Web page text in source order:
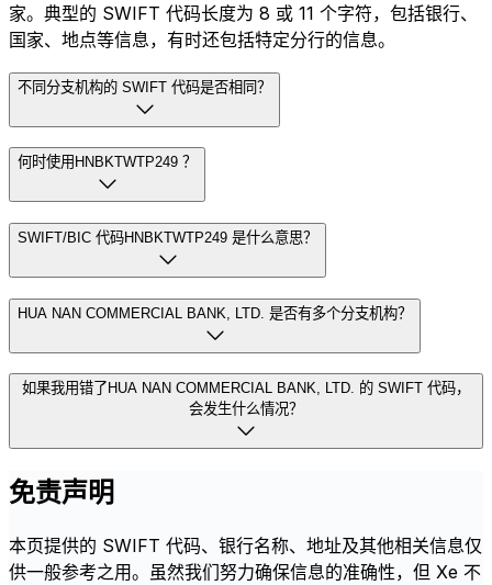
家。典型的 SWIFT 代码长度为 8 或 11 个字符，包括银行、
国家、地点等信息，有时还包括特定分行的信息。
不同分支机构的 SWIFT 代码是否相同？
何时使用HNBKTWTP249 ？
SWIFT/BIC 代码HNBKTWTP249 是什么意思？
HUA NAN COMMERCIAL BANK, LTD. 是否有多个分支机构？
如果我用错了HUA NAN COMMERCIAL BANK, LTD. 的 SWIFT 代码，
会发生什么情况？
免责声明
本页提供的 SWIFT 代码、银行名称、地址及其他相关信息仅
供一般参考之用。虽然我们努力确保信息的准确性，但 Xe 不